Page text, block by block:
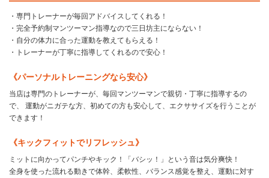
・専門トレーナーが毎回アドバイスしてくれる！
・完全予約制マンツーマン指導なので三日坊主にならない！
・自分の体力に合った運動を教えてもらえる！
・トレーナーが丁寧に指導してくれるので安心！
《パーソナルトレーニングなら安心》
当店は専門のトレーナーが、毎回マンツーマンで親切・丁寧に指導するの
で、 運動がニガテな方、初めての方も安心して、エクササイズを行うことが
できます！
《キックフィットでリフレッシュ》
ミットに向かってパンチやキック！「バシッ！」という音は気分爽快！
全身を使った流れる動きで体幹、柔軟性、バランス感覚を整え、運動に対す